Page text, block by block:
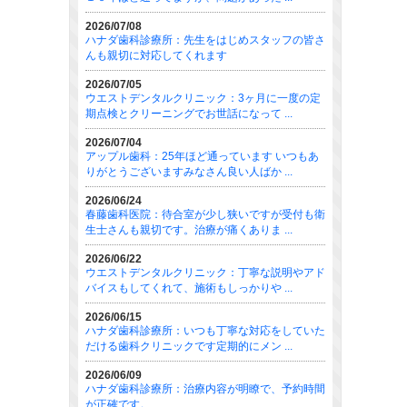
2026/07/08
ハナダ歯科診療所：先生をはじめスタッフの皆さ
んも親切に対応してくれます
2026/07/05
ウエストデンタルクリニック：3ヶ月に一度の定
期点検とクリーニングでお世話になって ...
2026/07/04
アップル歯科：25年ほど通っています いつもあ
りがとうございますみなさん良い人ばか ...
2026/06/24
春藤歯科医院：待合室が少し狭いですが受付も衛
生士さんも親切です。治療が痛くありま ...
2026/06/22
ウエストデンタルクリニック：丁寧な説明やアド
バイスもしてくれて、施術もしっかりや ...
2026/06/15
ハナダ歯科診療所：いつも丁寧な対応をしていた
だける歯科クリニックです定期的にメン ...
2026/06/09
ハナダ歯科診療所：治療内容が明瞭で、予約時間